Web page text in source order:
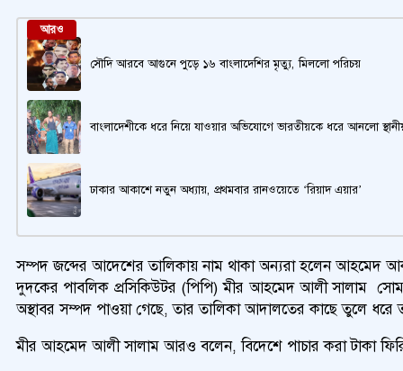
আরও
সৌদি আরবে আগুনে পুড়ে ১৬ বাংলাদেশির মৃত্যু, মিললো পরিচয়
বাংলাদেশীকে ধরে নিয়ে যাওয়ার অভিযোগে ভারতীয়কে ধরে আনলো
ঢাকার আকাশে নতুন অধ্যায়, প্রথমবার রানওয়েতে ‘রিয়াদ এয়ার’
সম্পদ জব্দের আদেশের তালিকায় নাম থাকা অন্যরা হলেন আহমেদ
দুদকের পাবলিক প্রসিকিউটর (পিপি) মীর আহমেদ আলী সালাম
অস্থাবর সম্পদ পাওয়া গেছে, তার তালিকা আদালতের কাছে তুলে
মীর আহমেদ আলী সালাম আরও বলেন, বিদেশে পাচার করা টাকা